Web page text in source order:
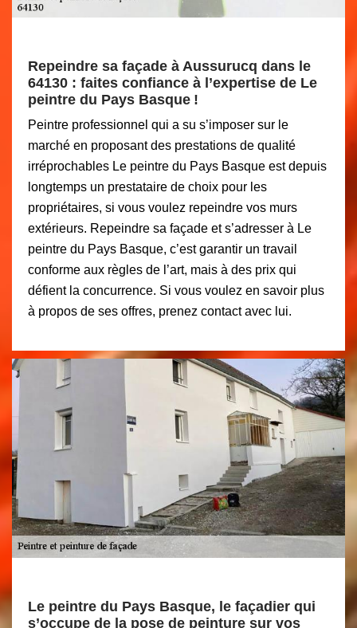
Repeindre sa façade à Aussurucq dans le
64130 : faites confiance à l’expertise de Le
peintre du Pays Basque !
Peintre professionnel qui a su s’imposer sur le
marché en proposant des prestations de qualité
irréprochables Le peintre du Pays Basque est depuis
longtemps un prestataire de choix pour les
propriétaires, si vous voulez repeindre vos murs
extérieurs. Repeindre sa façade et s’adresser à Le
peintre du Pays Basque, c’est garantir un travail
conforme aux règles de l’art, mais à des prix qui
défient la concurrence. Si vous voulez en savoir plus
à propos de ses offres, prenez contact avec lui.
Le peintre du Pays Basque, le façadier qui
s’occupe de la pose de peinture sur vos